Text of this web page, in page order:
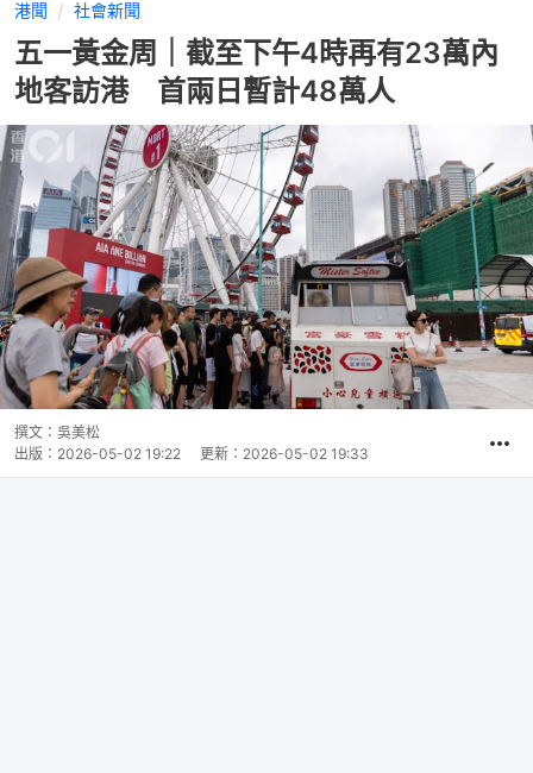
港聞 社會新聞
五一黃金周｜截至下午4時再有23萬內
地客訪港 首兩日暫計48萬人
撰文： 吳美松
出版： 2026-05-02 19:22 更新： 2026-05-02 19:33